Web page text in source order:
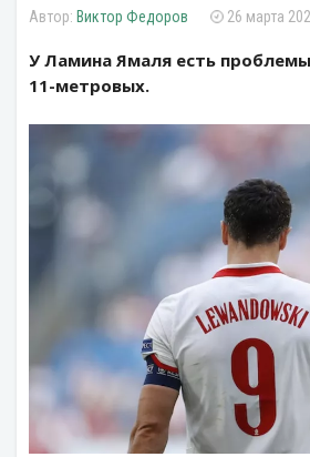
Виктор Федоров 26 марта
У Ламина Ямаля есть
11-метровых.